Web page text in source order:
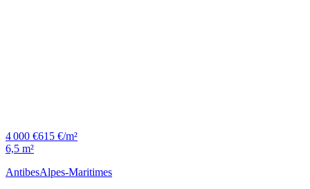
4 000 €615 €/m²
6,5 m²
AntibesAlpes-Maritimes